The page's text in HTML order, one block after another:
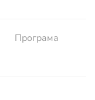
Програма